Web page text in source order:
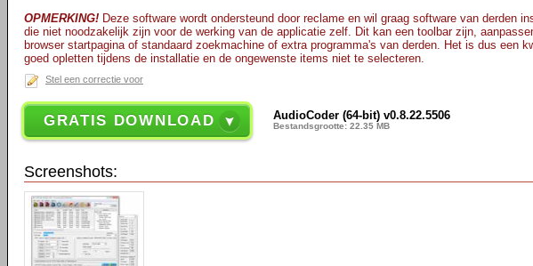
OPMERKING! Deze software wordt ondersteund door reclame en wil graag software van derden
die niet noodzakelijk zijn voor de werking van de applicatie zelf. Dit kan een toolbar zijn,
browser startpagina of standaard zoekmachine of extra programma's van derden. Het is dus een
goed opletten tijdens de installatie en de ongewenste items niet te selecteren.
Stel een correctie voor
GRATIS DOWNLOAD AudioCoder (64-bit) v0.8.22.5506
Bestandsgrootte: 22.35 MB
Screenshots: